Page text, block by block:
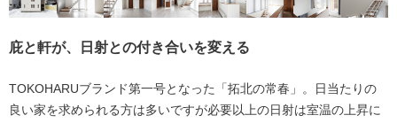
庇と軒が、日射との付き合いを変える
TOKOHARUブランド第一号となった「拓北の常春」。日当たりの
良い家を求められる方は多いですが必要以上の日射は室温の上昇に